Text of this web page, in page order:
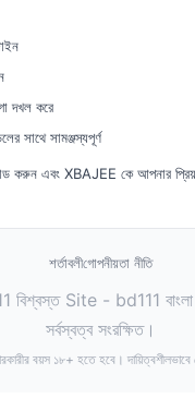
দখল করে
সাথে সামঞ্জস্যপূর্ণ
এবং XBAJEE কে আপনার প্রিয়
শর্তাবলীগোপনীয়তা নীতি
Site - bd111
সর্বস্বত্ব সংরক্ষিত।
বয়স ১৮+ হতে হবে।